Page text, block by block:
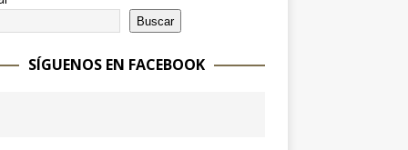
Buscar
SÍGUENOS EN FACEBOOK